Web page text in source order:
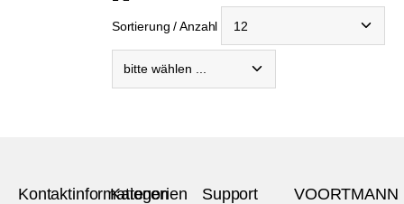
Sortierung / Anzahl
Kontaktinformationen
Kategorien Support
VOORTMANN